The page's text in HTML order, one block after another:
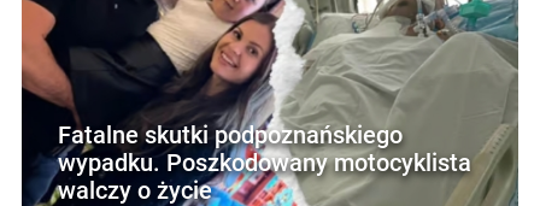
Fatalne skutki podpoznańskiego
wypadku. Poszkodowany motocyklista
walczy o życie